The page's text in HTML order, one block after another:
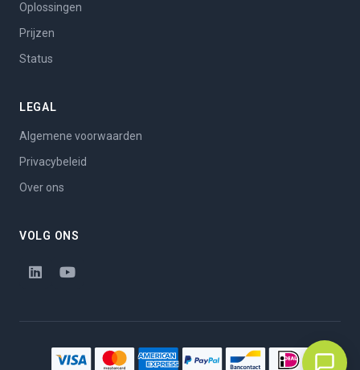
Oplossingen
Prijzen
Status
LEGAL
Algemene voorwaarden
Privacybeleid
Over ons
VOLG ONS